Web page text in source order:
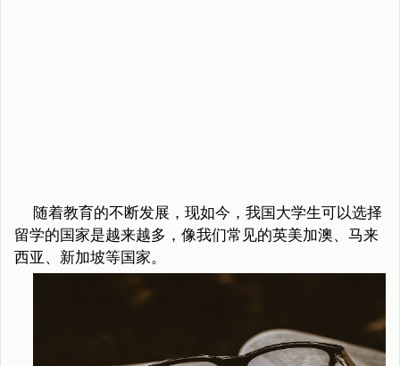
随着教育的不断发展，现如今，我国大学生可以选择
留学的国家是越来越多，像我们常见的英美加澳、马来
西亚、新加坡等国家。